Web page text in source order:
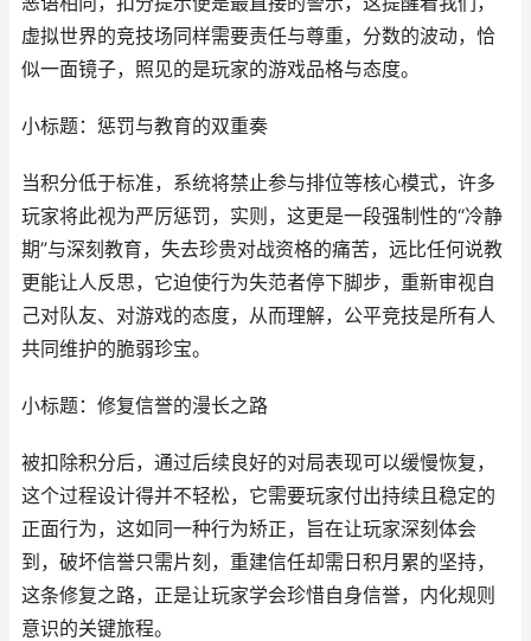
虚拟世界的竞技场同样需要责任与尊重，分数的波动，恰
似一面镜子，照见的是玩家的游戏品格与态度。
小标题：惩罚与教育的双重奏
当积分低于标准，系统将禁止参与排位等核心模式，许多
玩家将此视为严厉惩罚，实则，这更是一段强制性的“冷静
期”与深刻教育，失去珍贵对战资格的痛苦，远比任何说教
更能让人反思，它迫使行为失范者停下脚步，重新审视自
己对队友、对游戏的态度，从而理解，公平竞技是所有人
共同维护的脆弱珍宝。
小标题：修复信誉的漫长之路
被扣除积分后，通过后续良好的对局表现可以缓慢恢复，
这个过程设计得并不轻松，它需要玩家付出持续且稳定的
正面行为，这如同一种行为矫正，旨在让玩家深刻体会
到，破坏信誉只需片刻，重建信任却需日积月累的坚持，
这条修复之路，正是让玩家学会珍惜自身信誉，内化规则
意识的关键旅程。